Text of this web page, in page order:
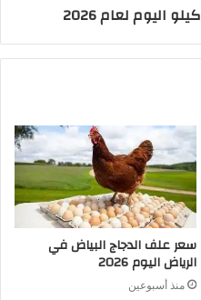
سعر علف الدجاج البياض في
الرياض اليوم 2026
منذ أسبوعين